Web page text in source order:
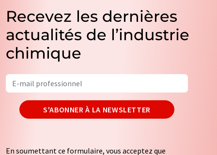
Recevez les dernières
actualités de l’industrie
chimique
S'ABONNER À LA NEWSLETTER
En soumettant ce formulaire, vous acceptez que